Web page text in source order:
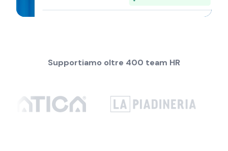
Supportiamo oltre 400 team HR